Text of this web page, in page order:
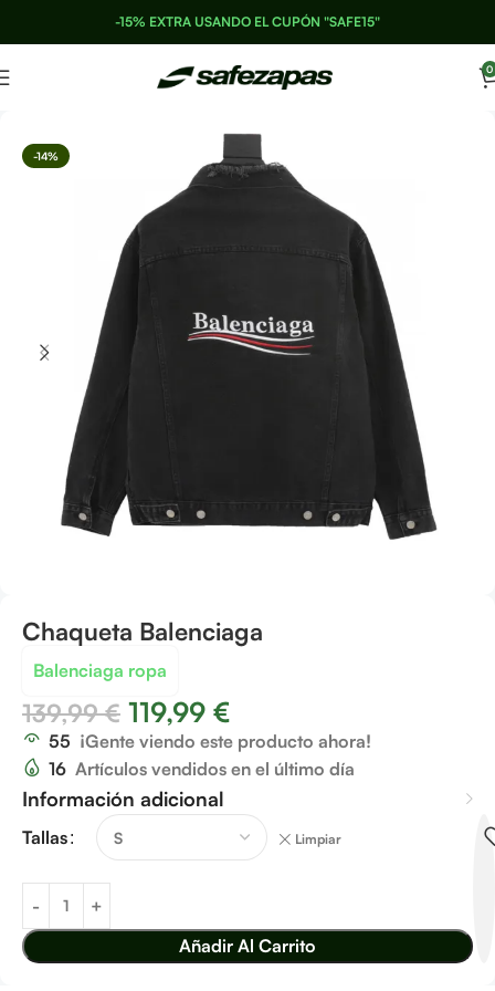
-15% EXTRA USANDO EL CUPÓN "SAFE15"
0
-14%
Chaqueta Balenciaga
Balenciaga ropa
139,99€ 119,99 €
55 ¡Gente viendo este producto ahora!
16 Artículos vendidos en el último día
Información adicional
Tallas Limpiar
Añadir Al Carrito